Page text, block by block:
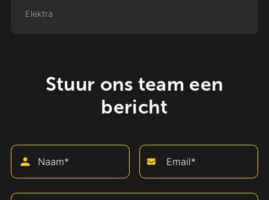
Elektra
Stuur ons team een
bericht